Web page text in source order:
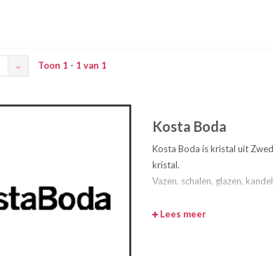
Toon 1 - 1 van 1
Kosta Boda
Kosta Boda is kristal uit
kristal.
Vazen, schalen, glazen,
Lees meer